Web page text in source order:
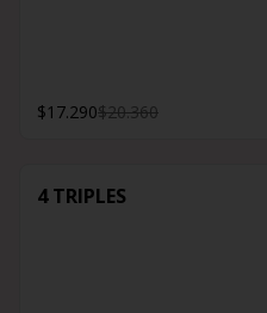
$17.290$20.360
4 TRIPLES